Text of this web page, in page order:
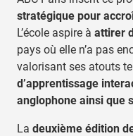
stratégique pour
L’école aspire à attirer
pays où elle n’a pas
valorisant ses atouts
d’apprentissage
anglophone ainsi que
La deuxième édition